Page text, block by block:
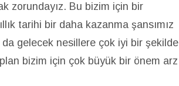
zorundayız. Bu bizim için bir
tarihi bir daha kazanma şansımız
da gelecek nesillere çok iyi bir şekilde
bizim için çok büyük bir önem arz